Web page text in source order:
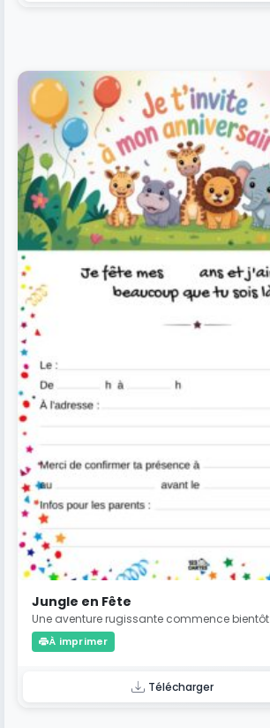
Jungle en Fête
Une aventure rugissante commence bientôt
À imprimer
Télécharger